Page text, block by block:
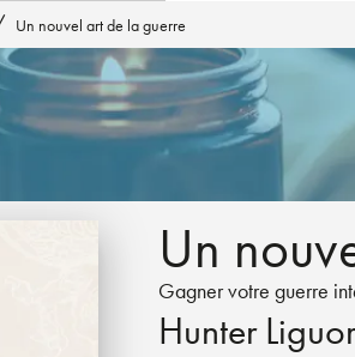
Un nouvel art de la guerre
Un
Gagner votre guerre
Hunter